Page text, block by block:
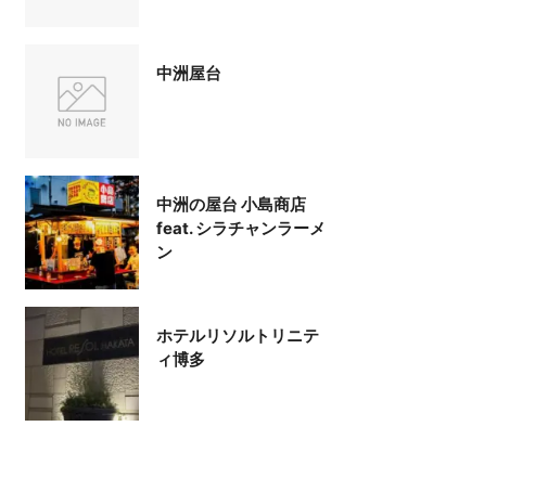
中洲屋台
中洲の屋台 小島商店
feat. シラチャンラーメ
ン
ホテルリソルトリニテ
ィ博多